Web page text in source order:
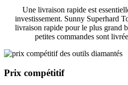
Une livraison rapide est
investissement. Sunny Superhard
livraison rapide pour le plus grand
petites commandes sont
Prix ​​compétitif